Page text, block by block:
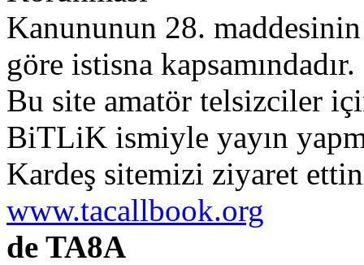
Kanununun 28. maddesinin
göre istisna kapsamındadır.
Bu site amatör telsizciler
BiTLiK ismiyle yayın
Kardeş sitemizi ziyaret
www.tacallbook.org
de TA8A